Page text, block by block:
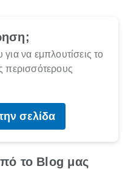
να εμπλουτίσεις το
περισσότερους
σελίδα
το Blog μας